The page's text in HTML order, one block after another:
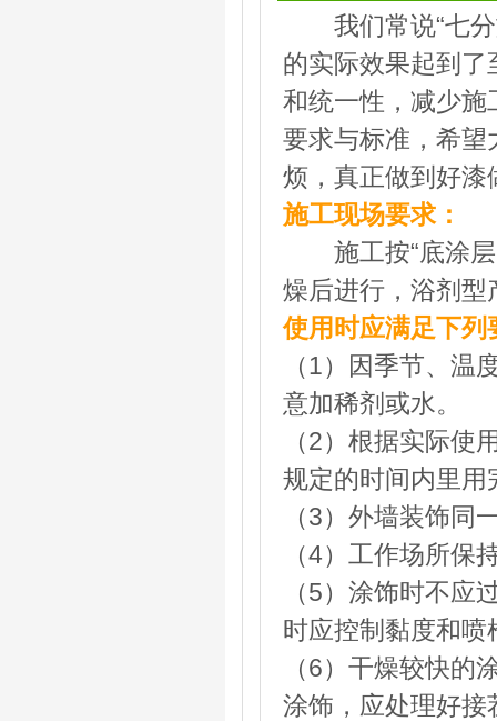
我们常说“七分
的实际效果起到
和统一性，减少施
要求与标准，希望
烦，真正做到好漆
施工现场要求：
施工按“底涂层
燥后进行，浴剂型
使用时应满足下列
（1）因季节、温
意加稀剂或水。
（2）根据实际使
规定的时间内里用
（3）外墙装饰同
（4）工作场所保
（5）涂饰时不应
时应控制黏度和
（6）干燥较快的
涂饰，应处理好接